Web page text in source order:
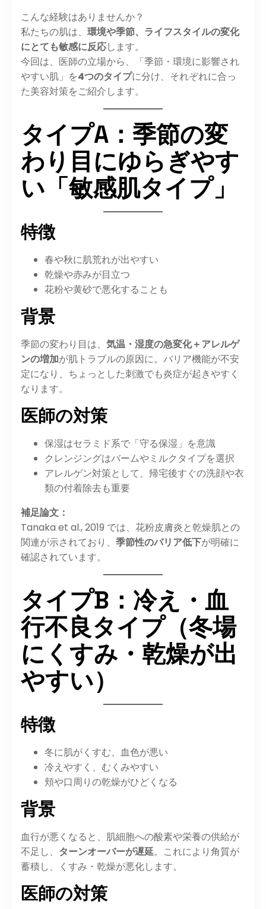
こんな経験はありませんか？
私たちの肌は、 環境や季節、ライフスタイルの変化
にとても敏感に反応します。
今回は、医師の立場から、「季節・環境に影響され
やすい肌」を4つのタイプに分け、それぞれに合っ
た美容対策をご紹介します。
タイプA：季節の変
わり目にゆらぎやす
い「敏感肌タイプ」
特徴
春や秋に肌荒れが出やすい
乾燥や赤みが目立つ
花粉や黄砂で悪化することも
背景
季節の変わり目は、 気温・湿度の急変化＋アレルゲ
ンの増加が肌トラブルの原因に。バリア機能が不安
定になり、ちょっとした刺激でも炎症が起きやすく
なります。
医師の対策
保湿はセラミド系で「守る保湿」を意識
クレンジングはバームやミルクタイプを選択
アレルゲン対策として、帰宅後すぐの洗顔や衣
類の付着除去も重要
補足論文：
Tanaka et al., 2019 では、花粉皮膚炎と乾燥肌との
関連が示されており、 季節性のバリア低下が明確に
確認されています。
タイプB：冷え・血
行不良タイプ（冬場
にくすみ・乾燥が出
やすい）
特徴
冬に肌がくすむ、血色が悪い
冷えやすく、むくみやすい
頬や口周りの乾燥がひどくなる
背景
血行が悪くなると、肌細胞への酸素や栄養の供給が
不足し、 ターンオーバーが遅延。これにより角質が
蓄積し、くすみ・乾燥が悪化します。
医師の対策